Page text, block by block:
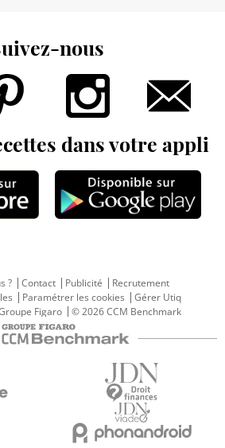
nous
dans votre appli
?
Contact Publicité
Recrutement
Paramétrer les cookies
Gérer Utiq
Figaro © 2026 CCM Benchmark